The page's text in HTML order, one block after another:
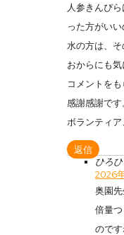
人参きんぴ
った方がい
水の方は、そ
おからにも
コメントを
感謝感謝です
ボランティア
返信
ひろひ
2026
奥園先
倍量
のです